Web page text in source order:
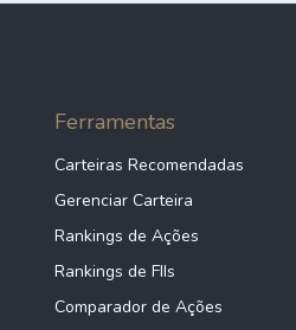
Ferramentas
Carteiras Recomendadas
Gerenciar Carteira
Rankings de Ações
Rankings de FIIs
Comparador de Ações